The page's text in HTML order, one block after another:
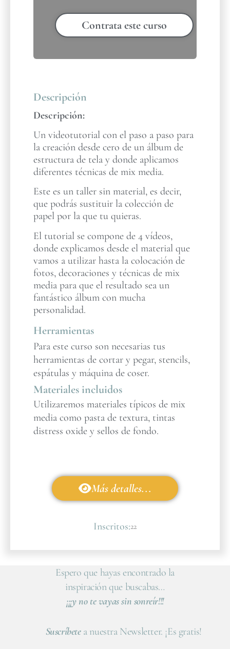
Contrata este curso
Descripción
Descripción:
Un videotutorial con el paso a paso para
la creación desde cero de un álbum de
estructura de tela y donde aplicamos
diferentes técnicas de mix media.
Este es un taller sin material, es decir,
que podrás sustituir la colección de
papel por la que tu quieras.
El tutorial se compone de 4 vídeos,
donde explicamos desde el material que
vamos a utilizar hasta la colocación de
fotos, decoraciones y técnicas de mix
media para que el resultado sea un
fantástico álbum con mucha
personalidad.
Herramientas
Para este curso son necesarias tus
herramientas de cortar y pegar, stencils,
espátulas y máquina de coser.
Materiales incluidos
Utilizaremos materiales típicos de mix
media como pasta de textura, tintas
distress oxide y sellos de fondo.
Más detalles...
Inscritos:22
Espero que hayas encontrado la
inspiración que buscabas…
¡¡¡y no te vayas sin sonreír!!!
Suscríbetea nuestra Newsletter. ¡Es gratis!